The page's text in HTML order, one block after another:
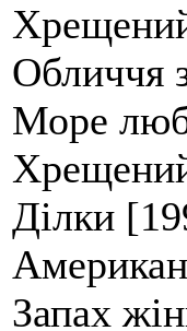
Обличчя
Море
Ділки
Запах